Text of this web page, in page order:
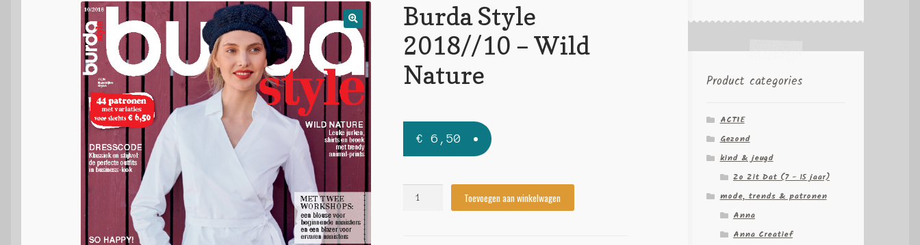
Burda Style
2018//10 – Wild
Nature
€ 6,50
Toevoegen aan winkelwagen
Product categories
ACTIE
Gezond
kind & jeugd
Zo Zit Dat (7 - 15 jaar)
mode, trends & patronen
Anna
Anna Creatief